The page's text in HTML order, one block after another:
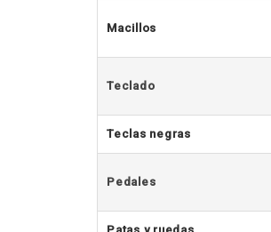
Macillos
Teclado
Teclas negras
Pedales